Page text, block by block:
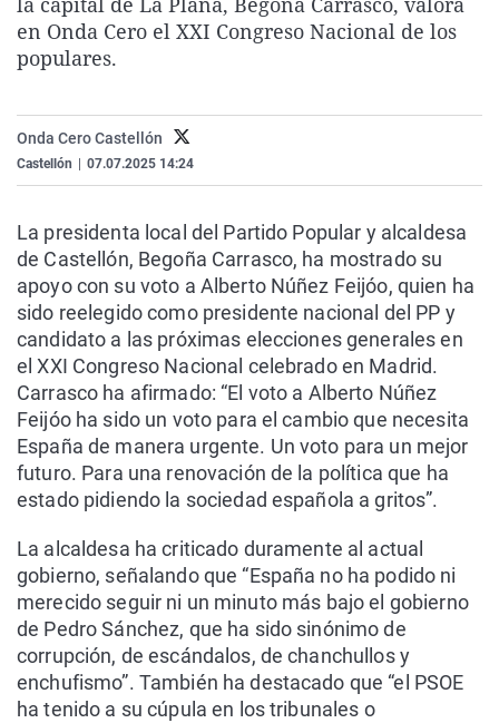
La rosa de los vientos
Caso
Extremadura
Virales
en Onda Cero el XXI Congreso Nacional de los
populares.
Onda Cero Castellón
Castellón 07.07.2025 14:24
La presidenta local del Partido Popular y alcaldesa
de Castellón, Begoña Carrasco, ha mostrado su
apoyo con su voto a Alberto Núñez Feijóo, quien ha
sido reelegido como presidente nacional del PP y
candidato a las próximas elecciones generales en
el XXI Congreso Nacional celebrado en Madrid.
Carrasco ha afirmado: “El voto a Alberto Núñez
Feijóo ha sido un voto para el cambio que necesita
España de manera urgente. Un voto para un mejor
futuro. Para una renovación de la política que ha
estado pidiendo la sociedad española a gritos”.
La alcaldesa ha criticado duramente al actual
gobierno, señalando que “España no ha podido ni
merecido seguir ni un minuto más bajo el gobierno
de Pedro Sánchez, que ha sido sinónimo de
corrupción, de escándalos, de chanchullos y
enchufismo”. También ha destacado que “el PSOE
ha tenido a su cúpula en los tribunales o